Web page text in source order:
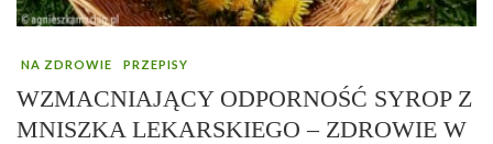
NA ZDROWIE PRZEPISY
WZMACNIAJĄCY ODPORNOŚĆ SYROP Z
MNISZKA LEKARSKIEGO – ZDROWIE W